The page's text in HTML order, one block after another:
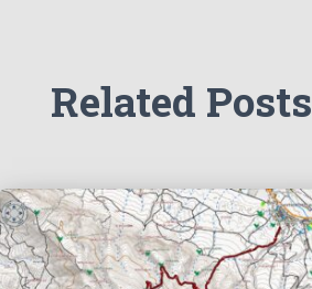
Related Posts